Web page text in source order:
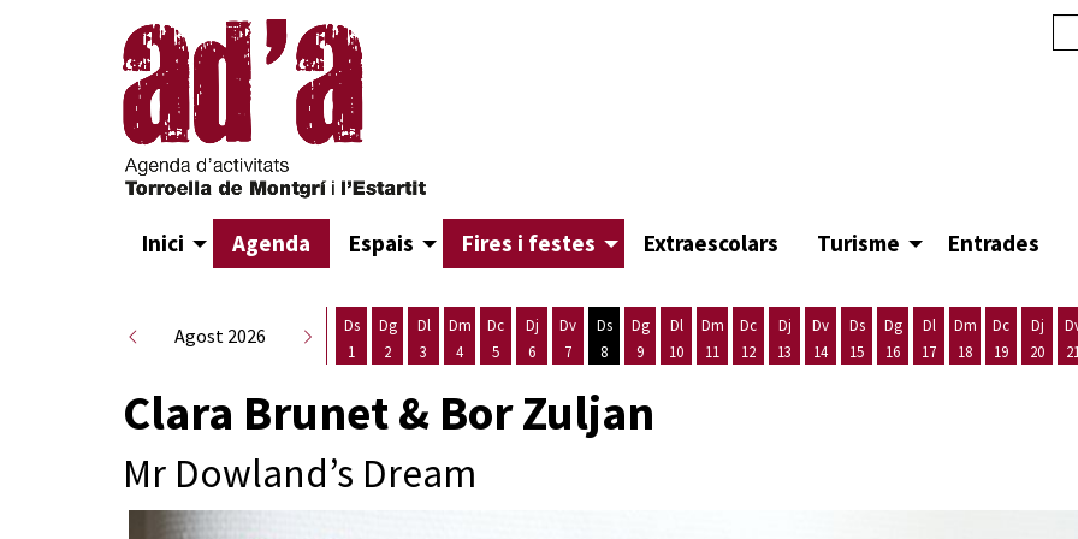
Inici Agenda Espais Fires i festes Extraescolars Turisme Entrades
Agost 2026
Ds
1
Dg
2
Dl
3
Dm
4
Dc
5
Dj
6
Dv
7
Ds
8
Dg
9
Dl
10
Dm
11
Dc
12
Dj
13
Dv
14
Ds
15
Dg
16
Dl
17
Dm
18
Dc
19
Dj
20
Clara Brunet & Bor Zuljan
Mr Dowland’s Dream